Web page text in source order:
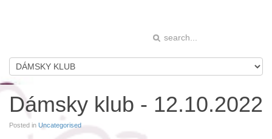
Dámsky klub - 12.10.2022
Posted in Uncategorised